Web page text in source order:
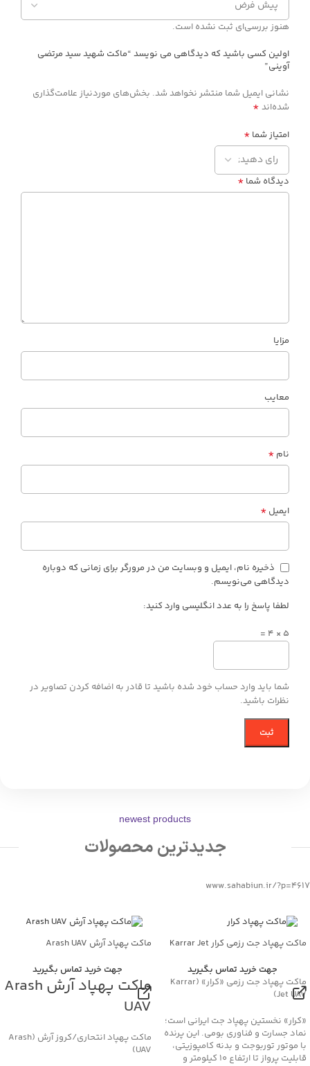
هنوز بررسی‌ای ثبت نشده است.
اولین کسی باشید که دیدگاهی می نویسد “ماکت شهید سید مرتضی
آوینی”
نشانی ایمیل شما منتشر نخواهد شد. بخش‌های موردنیاز علامت‌گذاری
شده‌اند *
امتیاز شما *
دیدگاه شما *
مزایا
معایب
نام *
ایمیل *
ذخیره نام، ایمیل و وبسایت من در مرورگر برای زمانی که دوباره
دیدگاهی می‌نویسم.
لطفا پاسخ را به عدد انگلیسی وارد کنید:
5 × 4 =
شما باید وارد حساب خود شده باشید تا قادر به اضافه کردن تصاویر در
نظرات باشید.
newest products
جدیدترین محصولات
www.sahabiun.ir/?p=4617
ماکت پهپاد جت رزمی کرار Karrar Jet
جهت خرید تماس بگیرید
ماکت پهپاد جت رزمی «کرار» (Karrar
Jet UAV)
«کرار» نخستین پهپاد جت ایرانی است؛
نماد جسارت و فناوری بومی. این پرنده
با موتور توربوجت و بدنه کامپوزیتی،
قابلیت پرواز تا ارتفاع ۱۰ کیلومتر و
ماکت پهپاد آرش Arash UAV
جهت خرید تماس بگیرید
ماکت پهپاد آرش Arash
UAV
ماکت پهپاد انتحاری/کروز آرش (Arash
UAV)